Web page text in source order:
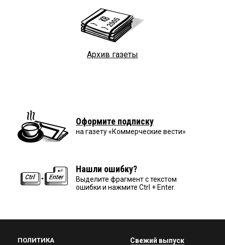
Архив газеты
Оформите подписку
на газету «Коммерческие вести»
Нашли ошибку?
Выделите фрагмент с текстом
ошибки и нажмите Ctrl + Enter.
ПОЛИТИКА Свежий выпуск